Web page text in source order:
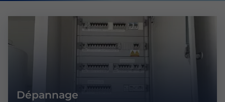
Dépannage